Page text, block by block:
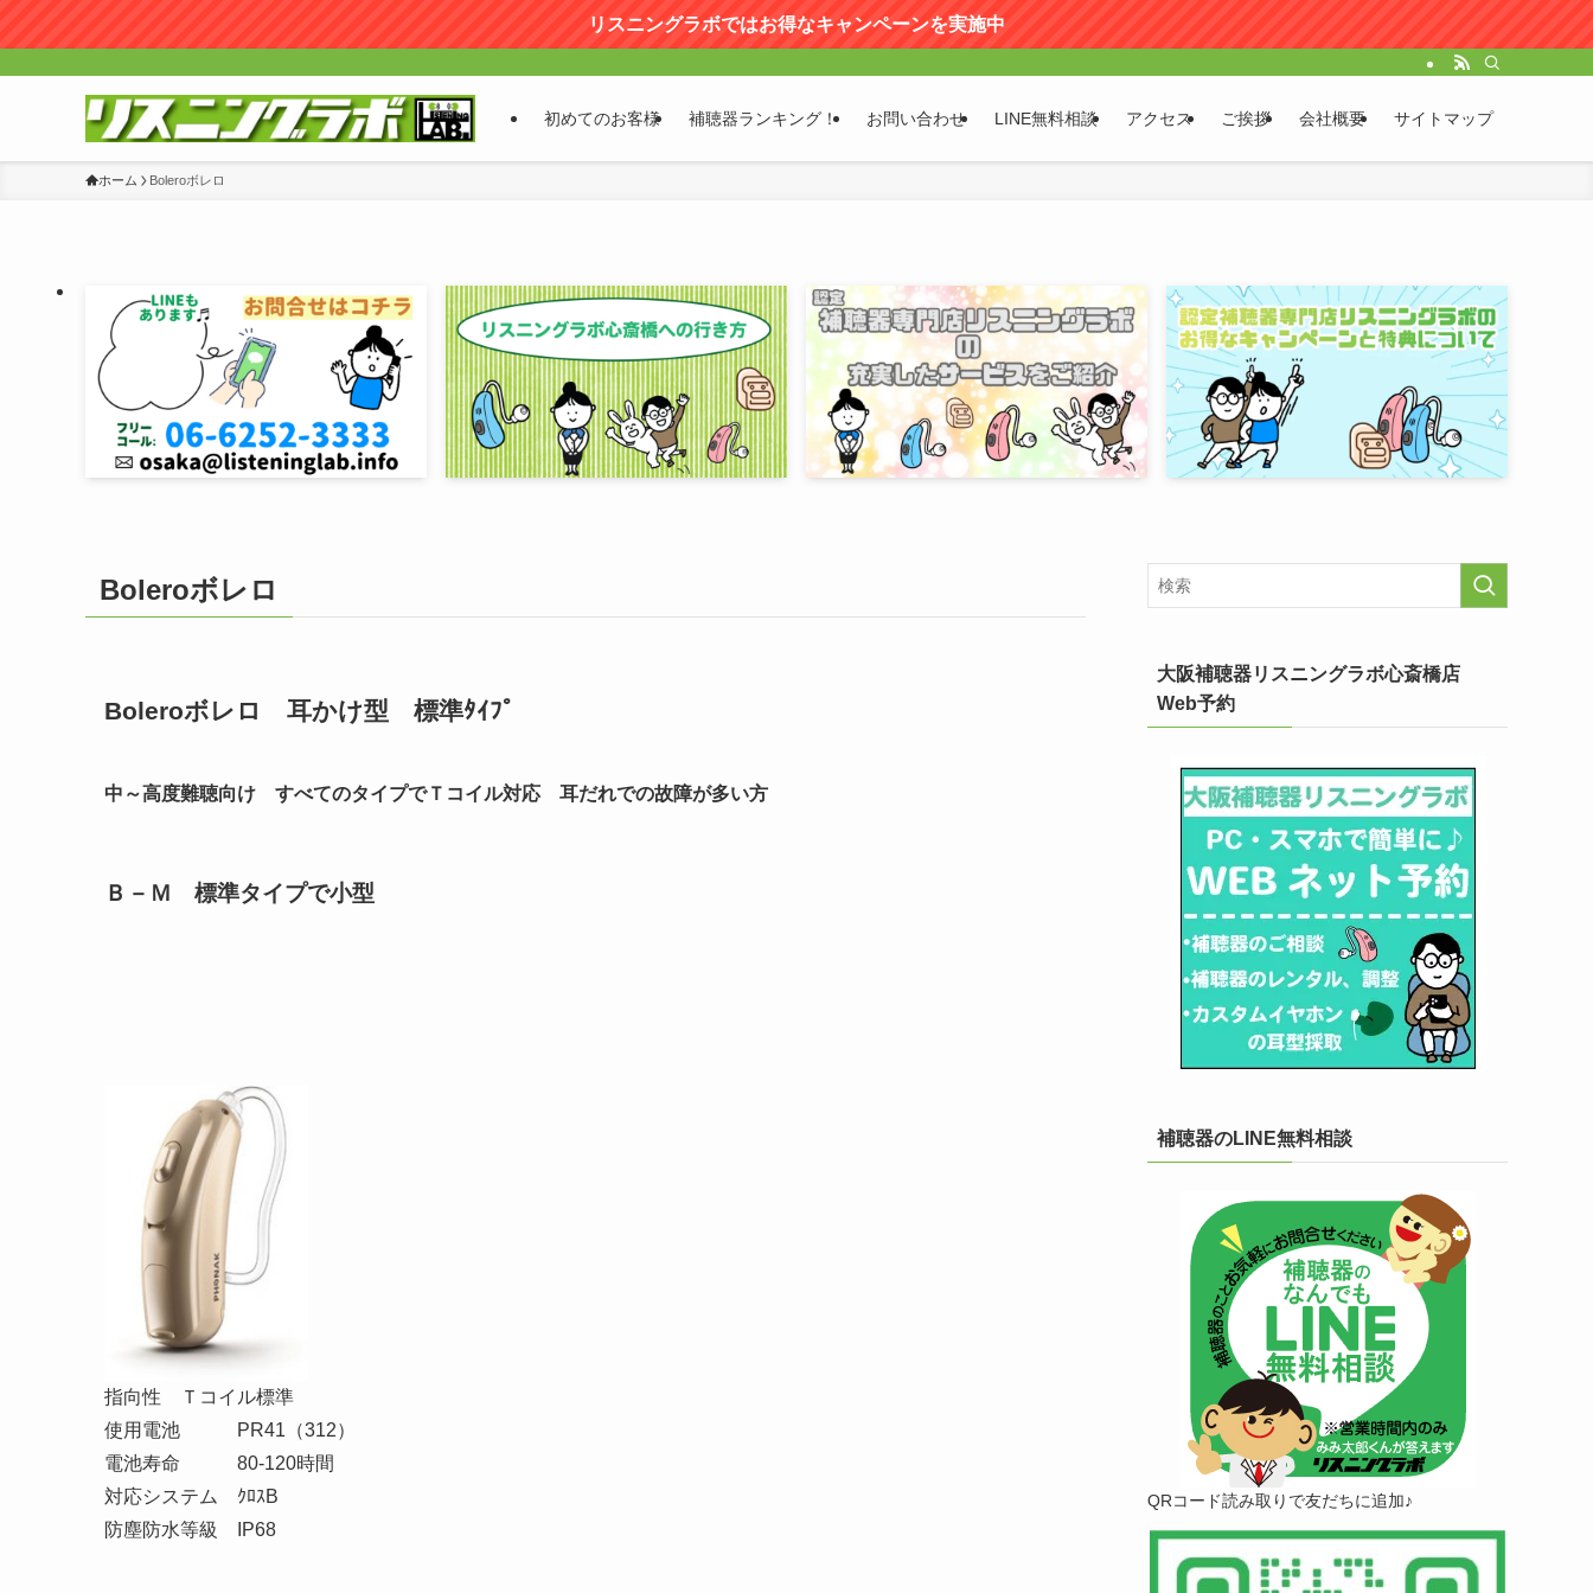
リスニングラボではお得なキャンペーンを実施中
初めてのお客様 補聴器ランキング！ お問い合わせ LINE無料相談 アクセス ご挨拶 会社概要 サイトマップ
ホーム Boleroボレロ
Boleroボレロ
Boleroボレロ 耳かけ型 標準ﾀｲﾌﾟ
中～高度難聴向け すべてのタイプでＴコイル対応 耳だれでの故障が多い方
Ｂ－Ｍ 標準タイプで小型
指向性 Ｔコイル標準
使用電池 PR41（312）
電池寿命 80-120時間
対応システム ｸﾛｽB
防塵防水等級 IP68
大阪補聴器リスニングラボ心斎橋店
Web予約
補聴器のLINE無料相談
QRコード読み取りで友だちに追加♪